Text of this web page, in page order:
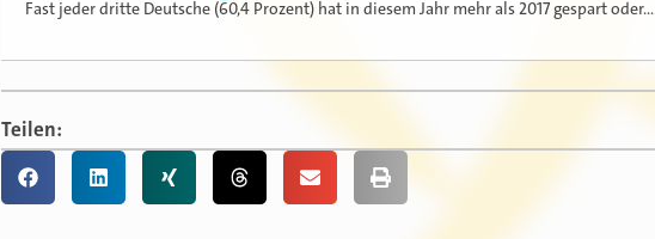
Fast jeder dritte Deutsche (60,4 Prozent) hat in diesem Jahr mehr als 2017 gespart oder…
Teilen: